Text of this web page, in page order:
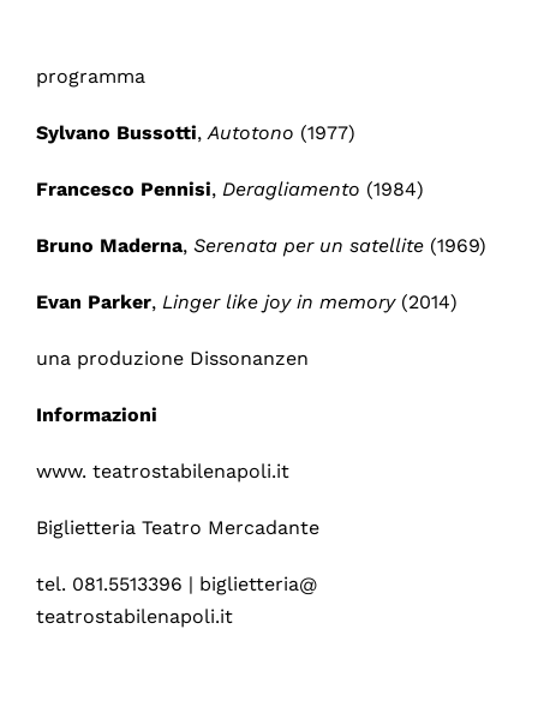
programma
Sylvano Bussotti,Autotono (1977)
Francesco Pennisi, Deragliamento (1984)
Bruno Maderna, Serenata per un satellite (1969)
Evan Parker, Linger like joy in memory (2014)
una produzione Dissonanzen
Informazioni
www. teatrostabilenapoli.it
Biglietteria Teatro Mercadante
tel. 081.5513396 | biglietteria@
teatrostabilenapoli.it